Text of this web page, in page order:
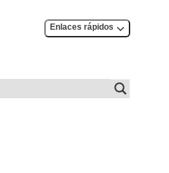
Enlaces rápidos